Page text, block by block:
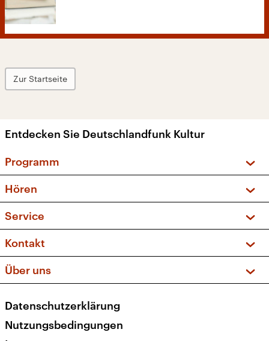
Zur Startseite
Entdecken Sie Deutschlandfunk Kultur
Programm
Sendungen und Podcasts
Musikliste
Kakadu – Das Kinderprogramm
Hören
Frequenzen (UKW + DAB+)
Service
FAQ
Apps
Newsletter
Veranstaltungen
Kontakt
Social Media
Über uns
Presse
Karriere
Datenschutzerklärung
Nutzungsbedingungen